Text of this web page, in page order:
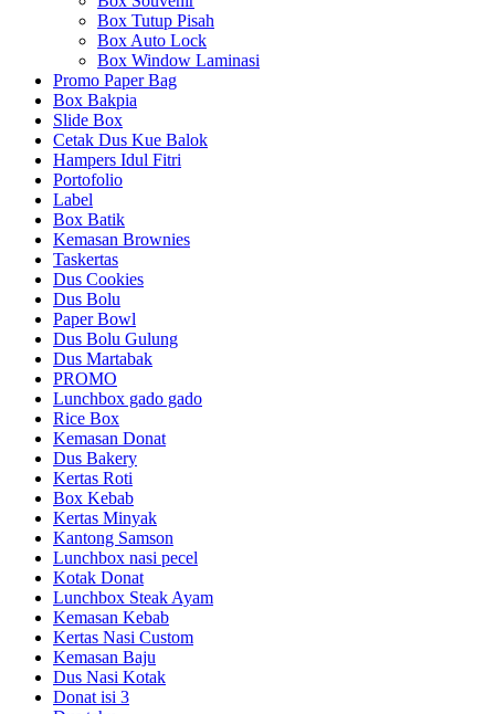
Box Tutup Pisah
Box Auto Lock
Box Window Laminasi
Promo Paper Bag
Box Bakpia
Slide Box
Cetak Dus Kue Balok
Hampers Idul Fitri
Portofolio
Label
Box Batik
Kemasan Brownies
Taskertas
Dus Cookies
Dus Bolu
Paper Bowl
Dus Bolu Gulung
Dus Martabak
PROMO
Lunchbox gado gado
Rice Box
Kemasan Donat
Dus Bakery
Kertas Roti
Box Kebab
Kertas Minyak
Kantong Samson
Lunchbox nasi pecel
Kotak Donat
Lunchbox Steak Ayam
Kemasan Kebab
Kertas Nasi Custom
Kemasan Baju
Dus Nasi Kotak
Donat isi 3